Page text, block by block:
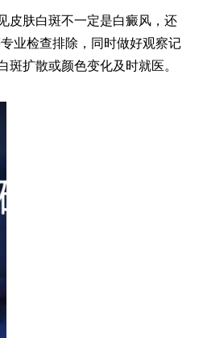
皮肤白斑不一定是白癜风，还
业检查排除，同时做好观察记
扩散或颜色变化及时就医。